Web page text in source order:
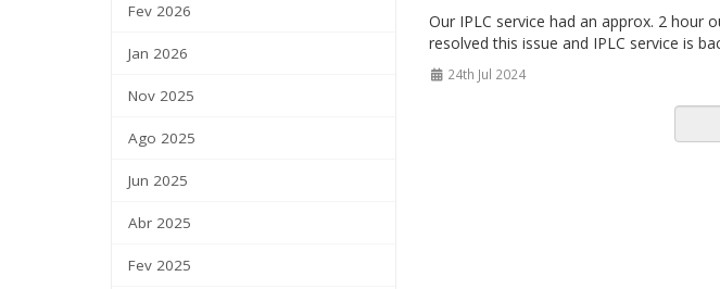
Fev 2026
Jan 2026
Nov 2025
Ago 2025
Jun 2025
Abr 2025
Fev 2025
Our IPLC service had an approx. 2 hour
resolved this issue and IPLC service is
24th Jul 2024